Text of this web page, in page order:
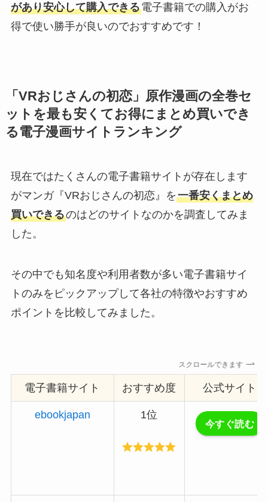
があり安心して購入できる電子書籍での購入がお
得で使い勝手が良いのでおすすめです！
「VRおじさんの初恋」原作漫画の全巻セ
ットを最も安くてお得にまとめ買いでき
る電子漫画サイトランキング
現在ではたくさんの電子書籍サイトが存在します
がマンガ『VRおじさんの初恋』を一番安くまとめ
買いできるのはどのサイトなのかを調査してみま
した。
その中でも知名度や利用者数が多い電子書籍サイ
トのみをピックアップして各社の特徴やおすすめ
ポイントを比較してみました。
スクロールできます
電子書籍サイト おすすめ度 公式サイト
ebookjapan 1位
今すぐ読む